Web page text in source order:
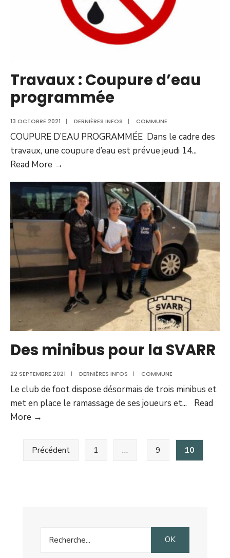
Travaux : Coupure d’eau
programmée
13 OCTOBRE 2021 | DERNIÈRES INFOS | COMMUNE
COUPURE D’EAU PROGRAMMÉE Dans le cadre des
travaux, une coupure d’eau est prévue jeudi 14...
Read More →
Coupure
d’eau
programmée
Des minibus pour la SVARR
22 SEPTEMBRE 2021 | DERNIÈRES INFOS | COMMUNE
Le club de foot dispose désormais de trois minibus et
met en place le ramassage de ses joueurs et...
Read
More →
pour
Pagination
desPrécédent 1 … 9 10
for:
OK